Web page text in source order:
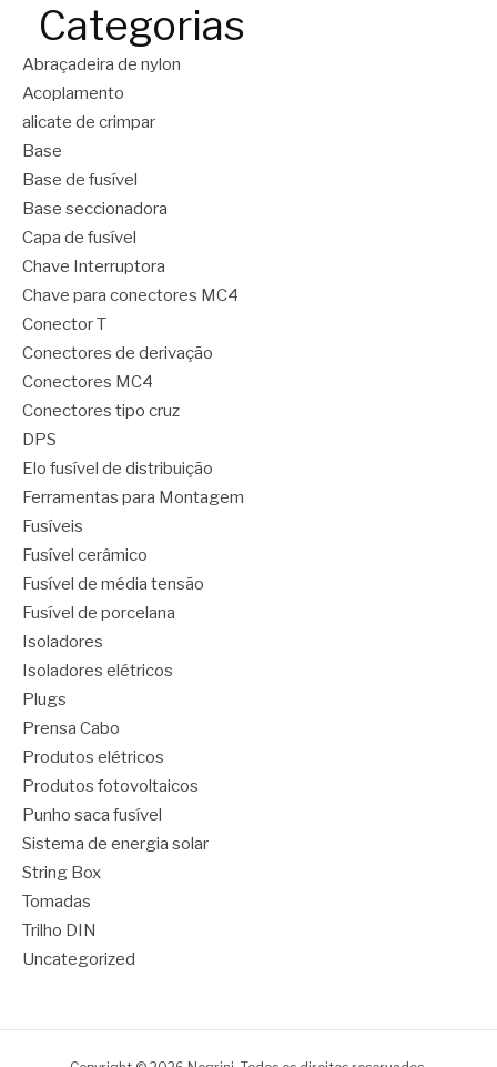
Categorias
Abraçadeira de nylon
Acoplamento
alicate de crimpar
Base
Base de fusível
Base seccionadora
Capa de fusível
Chave Interruptora
Chave para conectores MC4
Conector T
Conectores de derivação
Conectores MC4
Conectores tipo cruz
DPS
Elo fusível de distribuição
Ferramentas para Montagem
Fusíveis
Fusível cerâmico
Fusível de média tensão
Fusível de porcelana
Isoladores
Isoladores elétricos
Plugs
Prensa Cabo
Produtos elétricos
Produtos fotovoltaicos
Punho saca fusível
Sistema de energia solar
String Box
Tomadas
Trilho DIN
Uncategorized